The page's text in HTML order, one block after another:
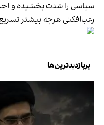
سیاسی را شدت بخشیده و
رعب‌افکنی هرچه بیشتر
پربازدیدترین‌ها